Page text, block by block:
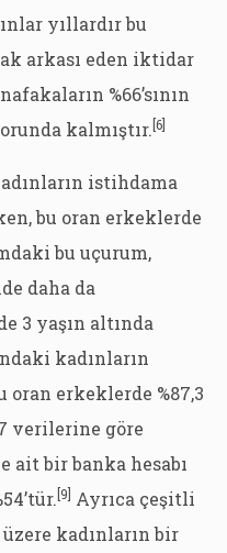
yıllardır bu
arkası eden iktidar
%66’sının
kalmıştır.[6]
istihdama
bu oran erkeklerde
bu uçurum,
daha da
3 yaşın altında
kadınların
oran erkeklerde %87,3
verilerine göre
ait bir banka hesabı
[9] Ayrıca çeşitli
kadınların bir